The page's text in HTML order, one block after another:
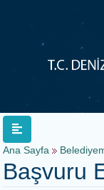
Ana Sayfa
Başvuru